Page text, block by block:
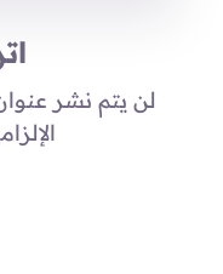
لن يتم نشر